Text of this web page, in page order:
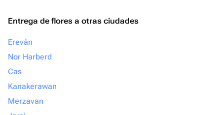
Entrega de flores a otras ciudades
Ereván
Nor Harberd
Cas
Kanakerawan
Merzavan